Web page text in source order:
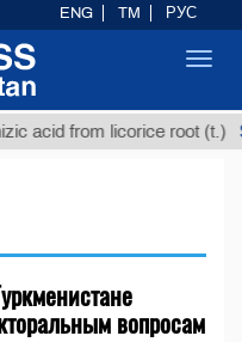
acid from licorice root (t.)
вопросам
ENG TM РУС